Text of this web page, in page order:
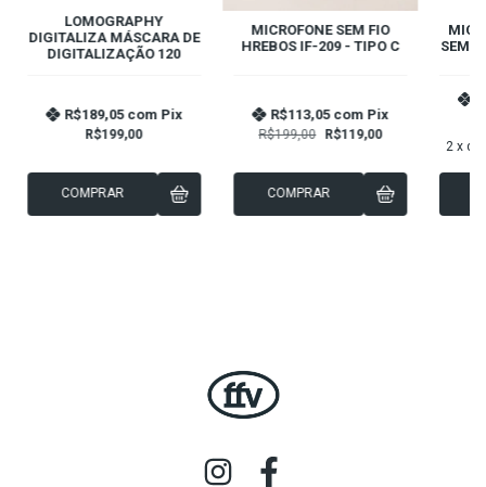
LOMOGRAPHY
DIGITALIZA MÁSCARA DE
DIGITALIZAÇÃO 120
R$199,00
R$189,05 com Pix
COMPRAR
MICROFONE SEM FIO
HREBOS IF-209 - TIPO C
R$199,00 R$119,00
R$113,05 com Pix
COMPRAR
SEM
2 x de